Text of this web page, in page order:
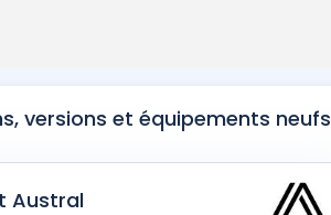
versions et équipements neufs
Austral